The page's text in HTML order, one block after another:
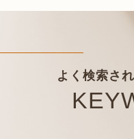
よく検索さ